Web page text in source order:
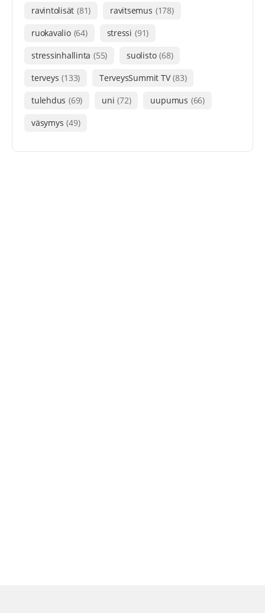
ravintolisät (81) ravitsemus (178)
ruokavalio (64) stressi (91)
stressinhallinta (55) suolisto (68)
terveys (133) TerveysSummit TV (83)
tulehdus (69) uni (72) uupumus (66)
väsymys (49)